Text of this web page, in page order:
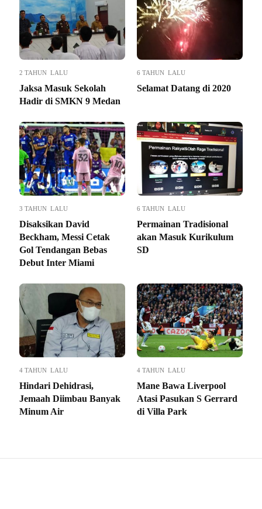
2 TAHUN LALU
Jaksa Masuk Sekolah
Hadir di SMKN 9 Medan
6 TAHUN LALU
Selamat Datang di 2020
3 TAHUN LALU
Disaksikan David
Beckham, Messi Cetak
Gol Tendangan Bebas
Debut Inter Miami
6 TAHUN LALU
Permainan Tradisional
akan Masuk Kurikulum
SD
4 TAHUN LALU
Hindari Dehidrasi,
Jemaah Diimbau Banyak
Minum Air
4 TAHUN LALU
Mane Bawa Liverpool
Atasi Pasukan S Gerrard
di Villa Park